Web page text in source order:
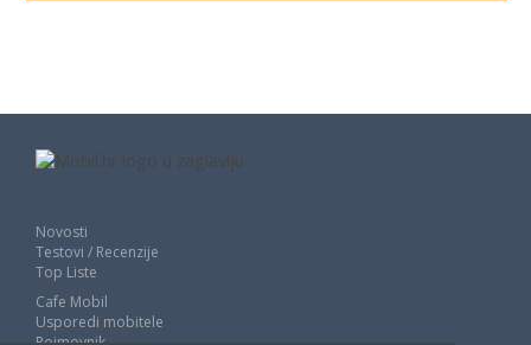
Novosti
Testovi / Recenzije
Top Liste
Cafe Mobil
Usporedi mobitele